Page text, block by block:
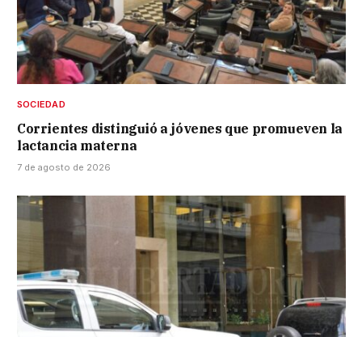
SOCIEDAD
Corrientes distinguió a jóvenes que promueven la
lactancia materna
7 de agosto de 2026